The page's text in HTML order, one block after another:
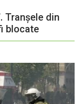
Tranşele din
blocate